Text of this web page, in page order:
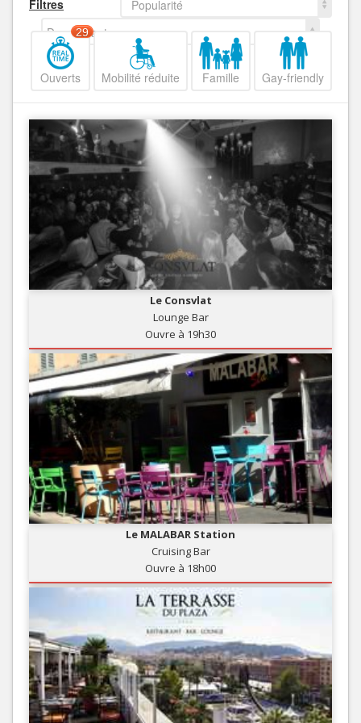
Filtres
Popularité
Decroissant
Ouverts
29
Mobilité réduite Famille Gay-friendly
Le Consvlat
Lounge Bar
Ouvre à 19h30
Le MALABAR Station
Cruising Bar
Ouvre à 18h00